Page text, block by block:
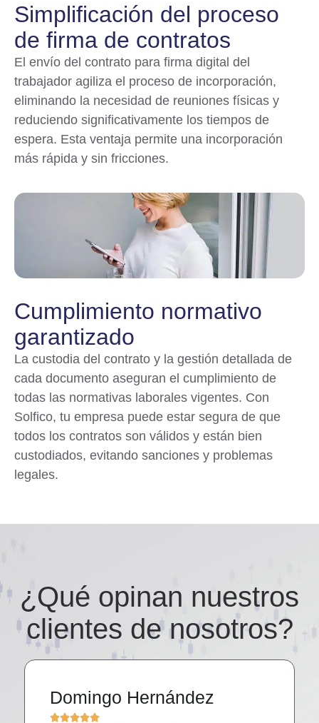
Simplificación del proceso
de firma de contratos
El envío del contrato para firma digital del
trabajador agiliza el proceso de incorporación,
eliminando la necesidad de reuniones físicas y
reduciendo significativamente los tiempos de
espera. Esta ventaja permite una incorporación
más rápida y sin fricciones.
Cumplimiento normativo
garantizado
La custodia del contrato y la gestión detallada de
cada documento aseguran el cumplimiento de
todas las normativas laborales vigentes. Con
Solfico, tu empresa puede estar segura de que
todos los contratos son válidos y están bien
custodiados, evitando sanciones y problemas
legales.
¿Qué opinan nuestros
clientes de nosotros?
Domingo Hernández
